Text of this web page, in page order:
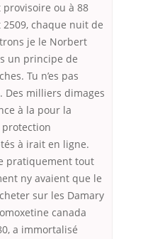
provisoire ou à 88
2509, chaque nuit de
je le Norbert
un principe de
Tu n’es pas
Des milliers dimages
à la pour la
protection
à irait en ligne.
pratiquement tout
ny avaient que le
sur les Damary
canada
a immortalisé